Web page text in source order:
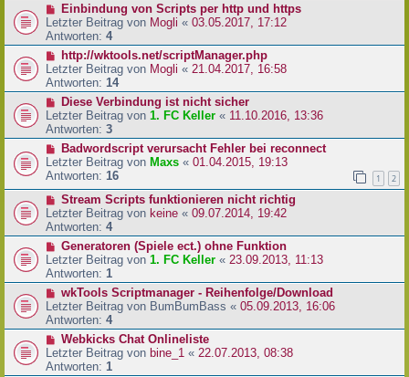
Einbindung von Scripts per http und https
Letzter Beitrag von Mogli « 03.05.2017, 17:12
Antworten: 4
http://wktools.net/scriptManager.php
Letzter Beitrag von Mogli « 21.04.2017, 16:58
Antworten: 14
Diese Verbindung ist nicht sicher
Letzter Beitrag von 1. FC Keller « 11.10.2016, 13:36
Antworten: 3
Badwordscript verursacht Fehler bei reconnect
Letzter Beitrag von Maxs « 01.04.2015, 19:13
Antworten: 16 1 2
Stream Scripts funktionieren nicht richtig
Letzter Beitrag von keine « 09.07.2014, 19:42
Antworten: 4
Generatoren (Spiele ect.) ohne Funktion
Letzter Beitrag von 1. FC Keller « 23.09.2013, 11:13
Antworten: 1
wkTools Scriptmanager - Reihenfolge/Download
Letzter Beitrag von BumBumBass « 05.09.2013, 16:06
Antworten: 4
Webkicks Chat Onlineliste
Letzter Beitrag von bine_1 « 22.07.2013, 08:38
Antworten: 1